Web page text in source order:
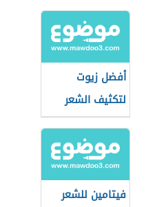
أفضل زيوت
لتكثيف الشعر
فيتامين للشعر